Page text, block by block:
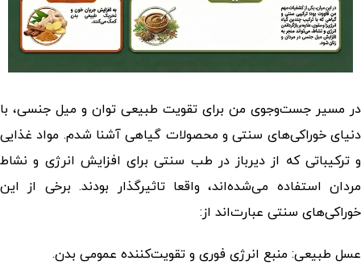
در مسیر جست‌وجوی من برای تقویت طبیعی توان و میل جنسی، با
دنیای خوراکی‌های سنتی و محصولات گیاهی آشنا شدم. مواد غذایی
و ترکیباتی که از دیرباز در طب سنتی برای افزایش انرژی و نشاط
مردان استفاده می‌شده‌اند، واقعا تاثیرگذار بودند. برخی از این
خوراکی‌های سنتی عبارت‌اند از:
عسل طبیعی: منبع انرژی فوری و تقویت‌کننده عمومی بدن.